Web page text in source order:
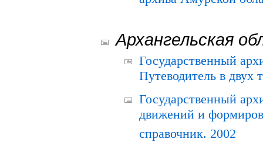
Архангельская
Государственный
Путеводитель в двух
Государственный
движений и
справочник. 2002